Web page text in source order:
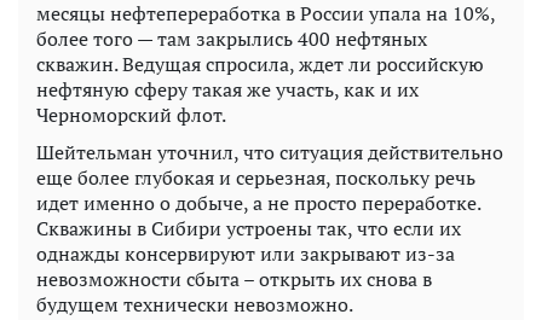
месяцы нефтепереработка в России упала на 10%,
более того — там закрылись 400 нефтяных
скважин. Ведущая спросила, ждет ли российскую
нефтяную сферу такая же участь, как и их
Черноморский флот.
Шейтельман уточнил, что ситуация действительно
еще более глубокая и серьезная, поскольку речь
идет именно о добыче, а не просто переработке.
Скважины в Сибири устроены так, что если их
однажды консервируют или закрывают из-за
невозможности сбыта – открыть их снова в
будущем технически невозможно.